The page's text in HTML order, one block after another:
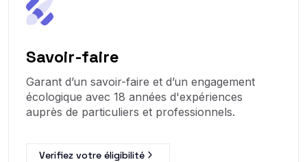
Savoir-faire
Garant d’un savoir-faire et d’un engagement
écologique avec 18 années d'expériences
auprès de particuliers et professionnels.
Verifiez votre éligibilité